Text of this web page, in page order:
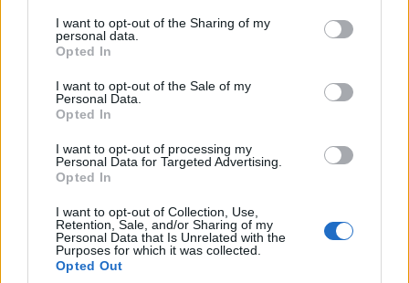
I want to opt-out of the Sharing of my
personal data.
Opted In
I want to opt-out of the Sale of my
Personal Data.
Opted In
I want to opt-out of processing my
Personal Data for Targeted Advertising.
Opted In
I want to opt-out of Collection, Use,
Retention, Sale, and/or Sharing of my
Personal Data that Is Unrelated with the
Purposes for which it was collected.
Opted Out